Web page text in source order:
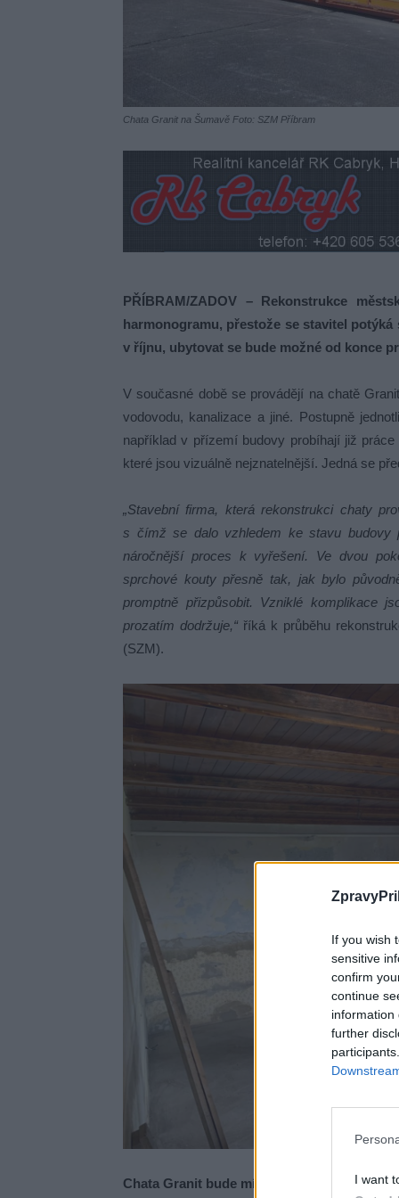
If you wish
sensitive
confirm
continue
information
further
I want
Chata Granit na Šumavě Foto: SZM Příbram
PŘÍBRAM/ZADOV – Rekonstrukce
harmonogramu, přestože se stavitel
v říjnu, ubytovat se bude možné od konce
V současné době se provádějí na chatě
vodovodu, kanalizace a jiné. Postupně
například v přízemí budovy probíhají již
které jsou vizuálně nejznatelnější. Jedná se
„Stavební firma, která rekonstrukci chaty
s čímž se dalo vzhledem ke stavu budovy
náročnější proces k vyřešení. Ve dvou
sprchové kouty přesně tak, jak bylo
promptně přizpůsobit. Vzniklé komplikace
prozatím dodržuje,“říká k průběhu
(SZM).
Chata Granit bude mít online rezervační